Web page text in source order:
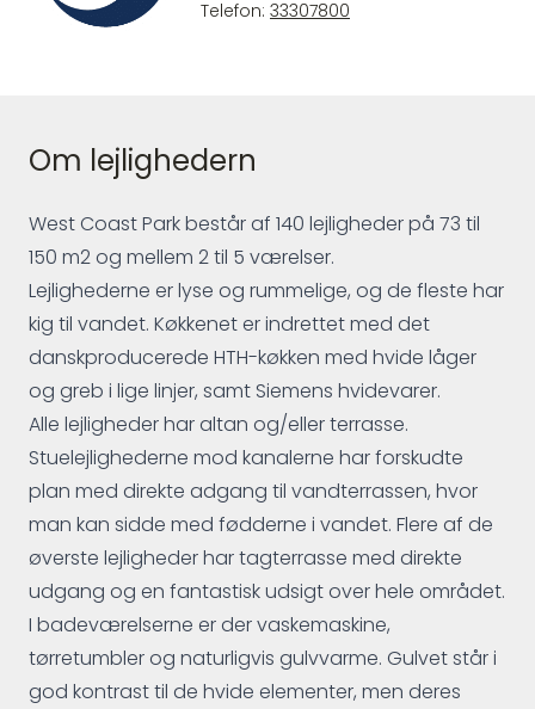
Telefon: 33307800
Om lejlighedern
West Coast Park består af 140 lejligheder på 73 til
150 m2 og mellem 2 til 5 værelser.
Lejlighederne er lyse og rummelige, og de fleste har
kig til vandet. Køkkenet er indrettet med det
danskproducerede HTH-køkken med hvide låger
og greb i lige linjer, samt Siemens hvidevarer.
Alle lejligheder har altan og/eller terrasse.
Stuelejlighederne mod kanalerne har forskudte
plan med direkte adgang til vandterrassen, hvor
man kan sidde med fødderne i vandet. Flere af de
øverste lejligheder har tagterrasse med direkte
udgang og en fantastisk udsigt over hele området.
I badeværelserne er der vaskemaskine,
tørretumbler og naturligvis gulvvarme. Gulvet står i
god kontrast til de hvide elementer, men deres